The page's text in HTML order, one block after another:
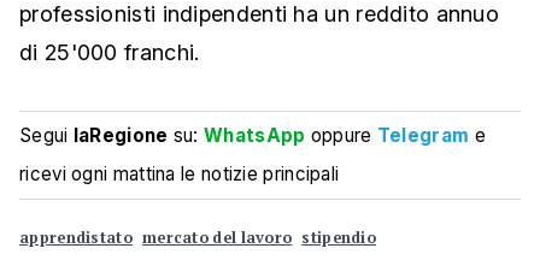
professionisti indipendenti ha un reddito annuo
di 25'000 franchi.
Segui laRegione su:WhatsApp oppure Telegram e
ricevi ogni mattina le notizie principali
apprendistato mercato del lavoro stipendio